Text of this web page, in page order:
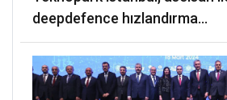
deepdefence hızlandırma...